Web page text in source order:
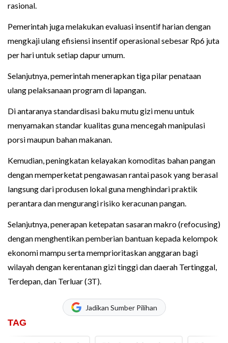
rasional.
Pemerintah juga melakukan evaluasi insentif harian dengan
mengkaji ulang efisiensi insentif operasional sebesar Rp6 juta
per hari untuk setiap dapur umum.
Selanjutnya, pemerintah menerapkan tiga pilar penataan
ulang pelaksanaan program di lapangan.
Di antaranya standardisasi baku mutu gizi menu untuk
menyamakan standar kualitas guna mencegah manipulasi
porsi maupun bahan makanan.
Kemudian, peningkatan kelayakan komoditas bahan pangan
dengan memperketat pengawasan rantai pasok yang berasal
langsung dari produsen lokal guna menghindari praktik
perantara dan mengurangi risiko keracunan pangan.
Selanjutnya, penerapan ketepatan sasaran makro (refocusing)
dengan menghentikan pemberian bantuan kepada kelompok
ekonomi mampu serta memprioritaskan anggaran bagi
wilayah dengan kerentanan gizi tinggi dan daerah Tertinggal,
Terdepan, dan Terluar (3T).
Jadikan Sumber Pilihan
TAG